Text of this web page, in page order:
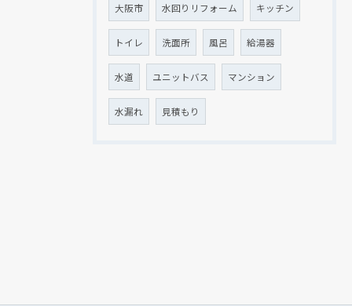
大阪市 水回りリフォーム キッチン
トイレ 洗面所 風呂 給湯器
水道 ユニットバス マンション
水漏れ 見積もり